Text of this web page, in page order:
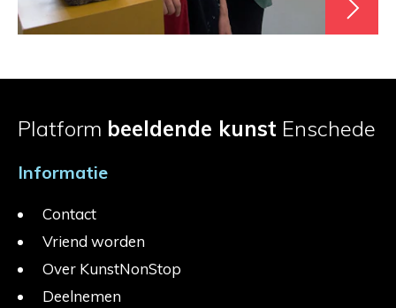
Platform beeldende kunst Enschede
Informatie
Contact
Vriend worden
Over KunstNonStop
Deelnemen